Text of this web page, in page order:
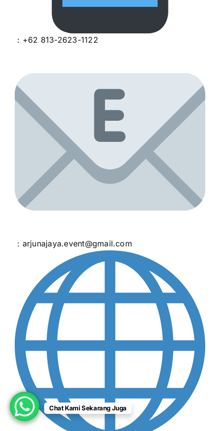
: +62 813-2623-1122
: arjunajaya.event@gmail.com
Chat Kami Sekarang Juga